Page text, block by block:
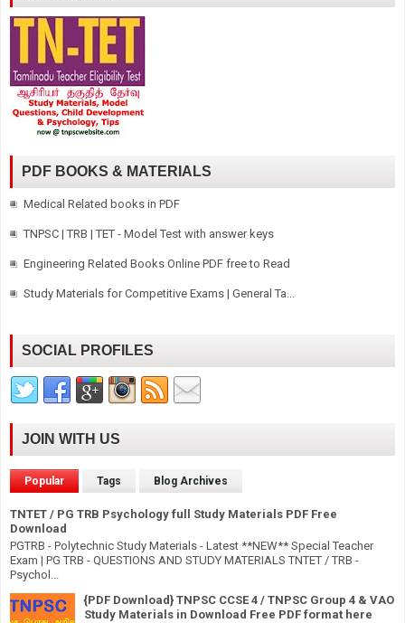
PDF BOOKS & MATERIALS
Medical Related books in PDF
TNPSC | TRB | TET - Model Test with answer keys
Engineering Related Books Online PDF free to Read
Study Materials for Competitive Exams | General Ta...
SOCIAL PROFILES
JOIN WITH US
Popular Tags Blog Archives
TNTET / PG TRB Psychology full Study Materials PDF Free
Download
PGTRB - Polytechnic Study Materials - Latest **NEW** Special Teacher
Exam | PG TRB - QUESTIONS AND STUDY MATERIALS TNTET / TRB -
Psychol...
{PDF Download} TNPSC CCSE 4 / TNPSC Group 4 & VAO
Study Materials in Download Free PDF format here